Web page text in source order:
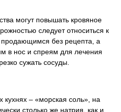
могут повышать кровяное
следует относиться к
без рецепта, а
в нос и спреям для лечения
сужать сосуды.
– «морская соль», на
столько же натрия, как и